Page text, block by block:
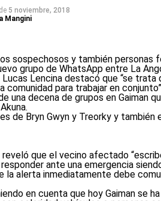
de 5 noviembre, 2018
Mangini
sospechosos y también personas
grupo de WhatsApp entre La
Lucas Lencina destacó que “se
comunidad para trabajar en
una decena de grupos en Gaiman
de Bryn Gwyn y Treorky y
reveló que el vecino afectado
ante una emergencia
la alerta inmediatamente debe
en cuenta que hoy Gaiman se